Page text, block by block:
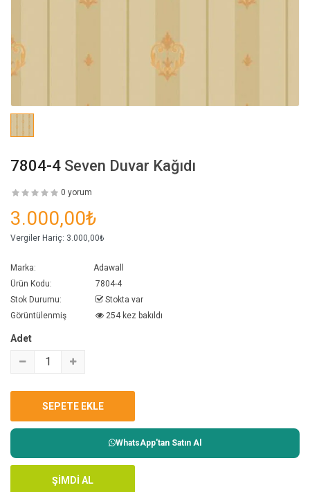
7804-4 Seven Duvar Kağıdı
0 yorum
3.000,00₺
Vergiler Hariç: 3.000,00₺
Marka:
Adawall
Ürün Kodu:
7804-4
Stok Durumu:
Stokta var
Görüntülenmiş
254 kez bakıldı
Adet
WhatsApp'tan Satın Al